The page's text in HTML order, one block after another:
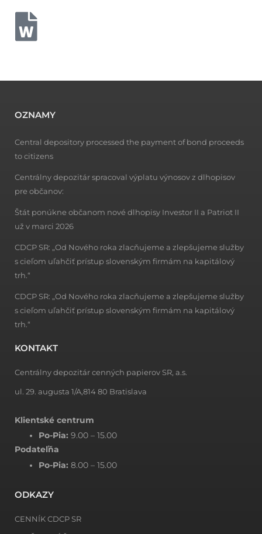
OZNAMY
Central depository processed the payment of bond proceeds
to citizens
Centrálny depozitár spracoval výplatu výnosov z dlhopisov
pre občanov:
Štát ponúkne občanom nové dlhopisy Investor II a Patriot II
už v marci 2026
CDCP SR: „Od Nového roka zlacňujeme a zlepšujeme služby
s cieľom uľahčiť prístup slovenským firmám na kapitálový
trh.“
CDCP SR: „Od Nového roka zlacňujeme a zlepšujeme služby
s cieľom uľahčiť prístup slovenským firmám na kapitálový
trh.“
KONTAKT
Centrálny depozitár cenných papierov SR, a.s.
ul. 29. augusta 1/A,814 80 Bratislava
Klientské centrum
Po-Pia: 9.00 – 15.00
Podateľňa
Po-Pia:8.00 – 15.00
ODKAZY
CENNÍK CDCP SR